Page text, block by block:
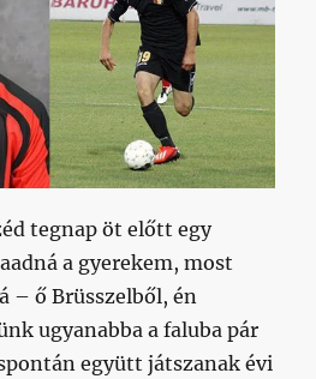
tegnap öt előtt egy
a gyerekem, most
– ő Brüsszelből, én
ugyanabba a faluba pár
együtt játszanak évi